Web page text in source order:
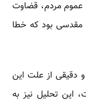
عموم مردم، قضاوت
مقدسی بود که خطا
دقیقی از علت این
این تحلیل نیز به